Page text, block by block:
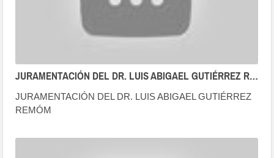
JURAMENTACIÓN DEL DR. LUIS ABIGAEL GUTIÉRREZ REMÓM COMO MAGISTRADO INTEGRANTE DE LA OCMA
JURAMENTACIÓN DEL DR. LUIS ABIGAEL GUTIÉRREZ
REMÓM
09.03.20